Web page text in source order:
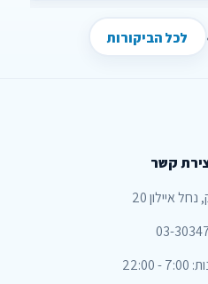
לכל הביקורות
קשר
איילון 20
03-